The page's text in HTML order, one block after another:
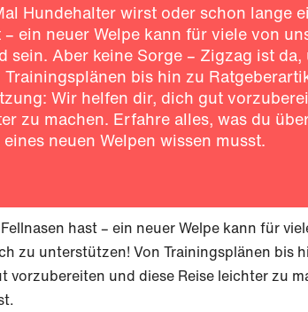
Hundehalter wirst oder schon lange
ein neuer Welpe kann für viele von
sein. Aber keine Sorge – Zigzag ist da,
bis hin zu
Wir helfen dir, dich gut
zu machen. Erfahre alles, was du
neuen Welpen wissen musst.
hast – ein neuer Welpe kann für
zu unterstützen! Von Trainingsplänen bis
und diese Reise leichter zu